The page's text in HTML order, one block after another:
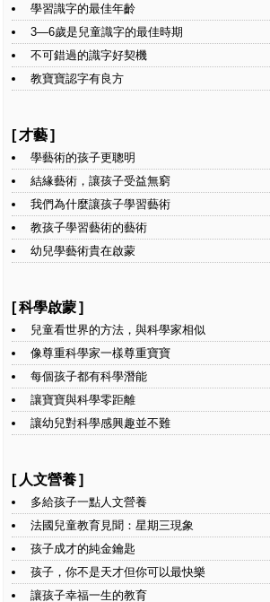
學習識字的最佳年齡
3—6歲是兒童識字的最佳時期
不可錯過的識字好契機
教寶寶認字有良方
[ 才藝]
學藝術的孩子更聰明
結緣藝術，讓孩子受益無窮
我們為什麼讓孩子學習藝術
教孩子學習藝術的藝術
幼兒學藝術貴在啟蒙
[科學啟蒙]
兒童看世界的方法，與科學家相似
像尊重科學家一樣尊重寶寶
每個孩子都有科學潛能
讓寶寶與科學零距離
讓幼兒對科學感興趣並不難
[ 人文營養]
多給孩子一點人文營養
法國兒童教育見聞：星期三現象
孩子成才的純金鑰匙
孩子，你不是天才但你可以最快樂
讓孩子幸福一生的教育